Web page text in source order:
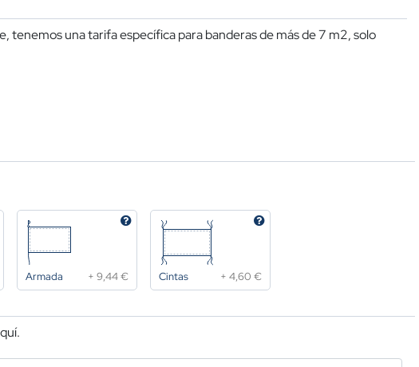
tenemos una tarifa específica para banderas de más de 7 m2, solo
Armada +9,44 € Cintas +4,60 €